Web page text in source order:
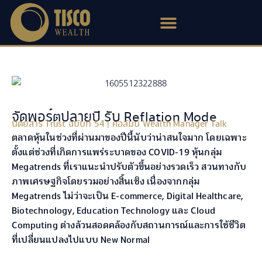
Skip
content
จัดพอร์ตปลายปี รับ Reflation Mode
นิตยสาร Trust ฉบับที่ 54 | คอลัมน์ Wealth Manager Talk
ตลาดหุ้นในช่วงที่ผ่านมาของปีนี้นับว่าน่าสนใจมาก โดยเฉพาะ
ตั้งแต่ช่วงที่เกิดการแพร่ระบาดของ COVID-19 หุ้นกลุ่ม
Megatrends ที่เราแนะนำปรับตัวขึ้นอย่างรวดเร็ว สวนทางกับ
ภาพเศรษฐกิจโดยรวมอย่างสิ้นเชิง เนื่องจากกลุ่ม
Megatrends ไม่ว่าจะเป็น E-commerce, Digital Healthcare,
Biotechnology, Education Technology และ Cloud
Computing ต่างล้วนสอดคล้องกับสถานการณ์และการใช้ชีวิต
ที่เปลี่ยนแปลงไปแบบ New Normal